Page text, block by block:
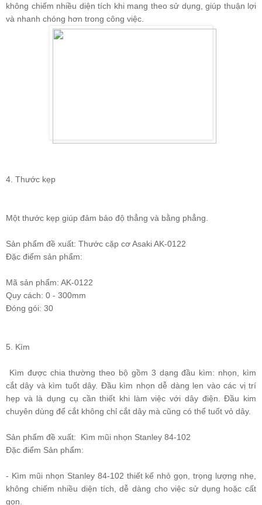
không chiếm nhiều diện tích khi mang theo sử dụng, giúp thuận lợi
và nhanh chóng hơn trong công việc.
4. Thước kẹp
Một thước kẹp giúp đảm bảo độ thẳng và bằng phẳng.
Sản phẩm đề xuất: Thước cặp cơ Asaki AK-0122
Đặc điểm sản phẩm:
Mã sản phẩm: AK-0122
Quy cách: 0 - 300mm
Đóng gói: 30
5. Kìm
Kìm được chia thường theo bộ gồm 3 dạng đầu kìm: nhọn, kìm
cắt dây và kìm tuốt dây. Đầu kìm nhọn dễ dàng len vào các vị trí
hẹp và là dụng cụ cần thiết khi làm việc với dây điện. Đầu kim
chuyên dùng để cắt không chỉ cắt dây mà cũng có thể tuốt vỏ dây.
Sản phẩm đề xuất:
Kìm mũi nhọn Stanley 84-102
Đặc điểm Sản phẩm:
- Kìm mũi nhọn Stanley 84-102 thiết kế nhỏ gọn, trọng lượng nhẹ,
không chiếm nhiều diện tích, dễ dàng cho việc sử dụng hoặc cất
gọn.